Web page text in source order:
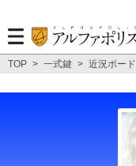
TOP > 一式鍵 > 近況ボード